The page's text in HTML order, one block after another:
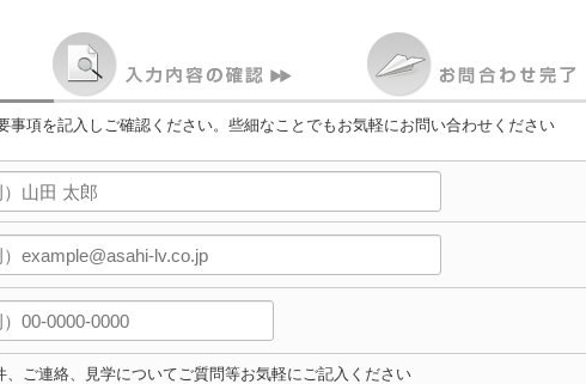
事項を記入しご確認ください。些細なことでもお気軽にお問い合わせください
、ご連絡、見学についてご質問等お気軽にご記入ください